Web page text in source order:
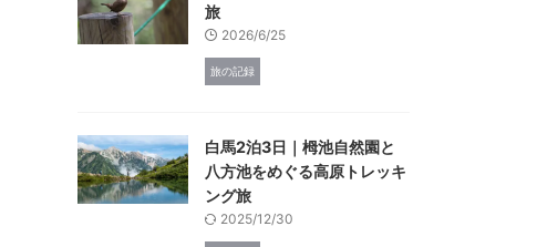
旅
2026/6/25
旅の記録
白馬2泊3日｜栂池自然園と
八方池をめぐる高原トレッキ
ング旅
2025/12/30